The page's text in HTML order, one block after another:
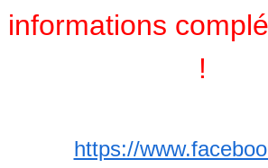
informations
!
https://